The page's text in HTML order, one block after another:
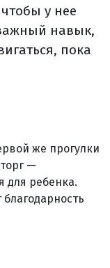
у нее
навык,
пока
же прогулки
—
для ребенка.